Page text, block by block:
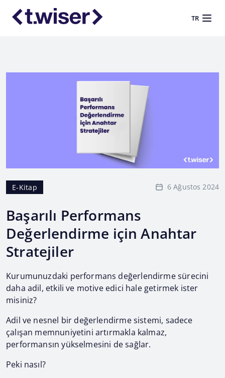
TR
E-Kitap 6 Ağustos 2024
Başarılı Performans
Değerlendirme için Anahtar
Stratejiler
Kurumunuzdaki performans değerlendirme sürecini
daha adil, etkili ve motive edici hale getirmek ister
misiniz?
Adil ve nesnel bir değerlendirme sistemi, sadece
çalışan memnuniyetini artırmakla kalmaz,
performansın yükselmesini de sağlar.
Peki nasıl?